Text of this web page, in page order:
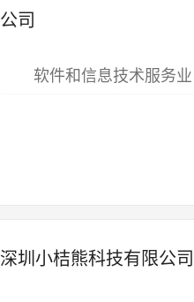
公司
软件和信息技术服务业
深圳小桔熊科技有限公司